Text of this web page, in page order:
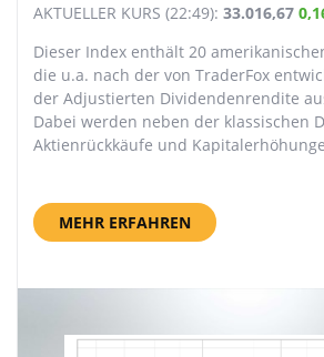
AKTUELLER KURS (22:49): 33.016,67
Dieser Index enthält 20
die u.a. nach der von TraderFox
der Adjustierten Dividendenrendite
Dabei werden neben der klassischen
Aktienrückkäufe und
MEHR ERFAHREN